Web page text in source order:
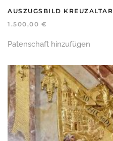
AUSZUGSBILD KREUZALTAR
1.500,00 €
Patenschaft hinzufügen